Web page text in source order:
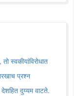
स्वकीयांविरोधात
प्रश्न
देशहित दुय्यम वाटते.